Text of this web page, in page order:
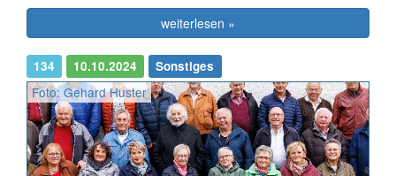
weiterlesen »
134 10.10.2024 Sonstiges
Foto: Gehard Huster